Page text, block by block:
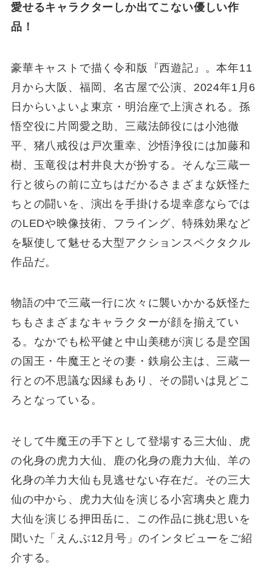
愛せるキャラクターしか出てこない優しい作
品！
豪華キャストで描く令和版『西遊記』。本年11
月から大阪、福岡、名古屋で公演、2024年1月6
日からいよいよ東京・明治座で上演される。孫
悟空役に片岡愛之助、三蔵法師役には小池徹
平、猪八戒役は戸次重幸、沙悟浄役には加藤和
樹、玉竜役は村井良大が扮する。そんな三蔵一
行と彼らの前に立ちはだかるさまざまな妖怪た
ちとの闘いを、演出を手掛ける堤幸彦ならでは
のLEDや映像技術、フライング、特殊効果など
を駆使して魅せる大型アクションスペクタクル
作品だ。
物語の中で三蔵一行に次々に襲いかかる妖怪た
ちもさまざまなキャラクターが顔を揃えてい
る。なかでも松平健と中山美穂が演じる是空国
の国王・牛魔王とその妻・鉄扇公主は、三蔵一
行との不思議な因縁もあり、その闘いは見どこ
ろとなっている。
そして牛魔王の手下として登場する三大仙、虎
の化身の虎力大仙、鹿の化身の鹿力大仙、羊の
化身の羊力大仙も見逃せない存在だ。その三大
仙の中から、虎力大仙を演じる小宮璃央と鹿力
大仙を演じる押田岳に、この作品に挑む思いを
聞いた「えんぶ12月号」のインタビューをご紹
介する。